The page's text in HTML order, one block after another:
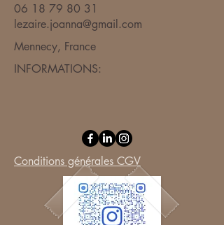
06 18 79 80 31
lezaire.joanna@gmail.com
Mennecy, France
INFORMATIONS:​
Conditions générales CGV